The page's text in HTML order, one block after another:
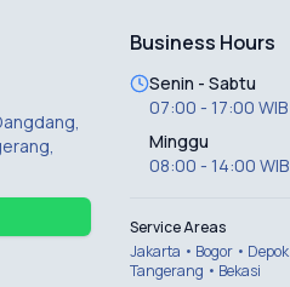
Business Hours
Senin - Sabtu
07:00 - 17:00 WIB
Minggu
08:00 - 14:00 WIB
Service Areas
Jakarta • Bogor • Depok
Tangerang • Bekasi